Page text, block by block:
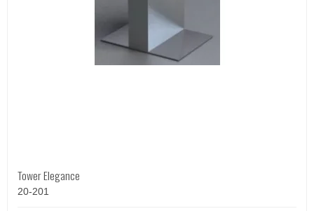
Tower Elegance
20-201